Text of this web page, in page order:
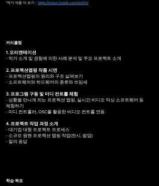
*작가 작품 더 보기 : https://www.liseok.com/works
​커리큘럼
1. 오리엔테이션
- 작가 소개 및 경험에 의한 사례 분석 및 주요 프로젝트 소개
2. 프로젝션맵핑 작품 시연
- 프로젝션맵핑의 원리와 구조 살펴보기
- 소프트웨어와 하드웨어의 종류와 쓰임새
3. 프로그램 구동 및 미디 컨트롤 체험
- 상황별 만나게 되는 프로젝션 맵핑, 실시간 비디오 믹싱 소프트웨어 등
체험하기
- 미디 컨트롤러, OSC를 활용한 비디오 컨트롤 연동
4. 프로젝트 작업 과정 소개
- 대기업 대형 프로젝트 프로세스
- 소규모 원맨 프로젝션 맵핑 작업(전시, 팝업)
- 질의 응답
학습 목표